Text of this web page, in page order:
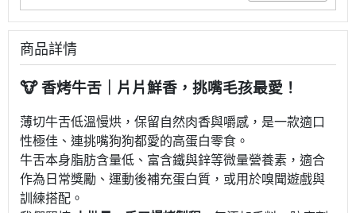
商品詳情
🐮 香烤牛舌｜片片鮮香，挑嘴毛孩最愛！
薄切牛舌低溫慢烘，保留自然肉香與嚼感，是一款適口
性極佳、連挑嘴狗狗都愛的高蛋白零食。
牛舌本身脂肪含量低、富含鐵與鋅等微量營養素，適合
作為日常獎勵、運動後補充蛋白質，或用於嗅聞遊戲與
訓練搭配。